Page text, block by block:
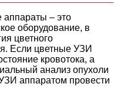
аппараты – это
оборудование, в
цветного
Если цветные УЗИ
кровотока, а
анализ опухоли
аппаратом провести